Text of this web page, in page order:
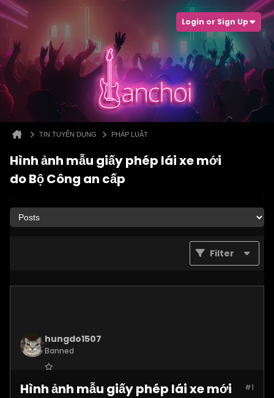
Login or Sign Up
TIN TUYỂN DỤNG PHÁP LUẬT
Hình ảnh mẫu giấy phép lái xe mới
do Bộ Công an cấp
Filter
hungdo1507
Banned
Jan 2025
Posts:3873 #1
Hình ảnh mẫu giấy phép lái xe mới